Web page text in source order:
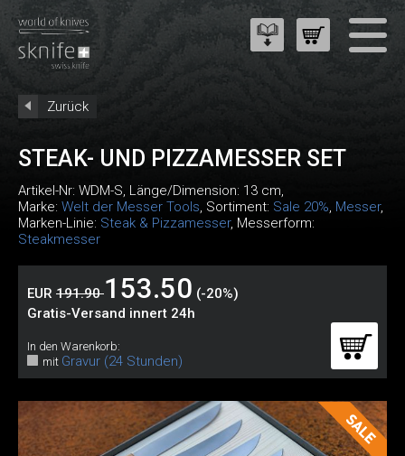
Zurück
STEAK- UND PIZZAMESSER SET
Artikel-Nr: WDM-S, Länge/Dimension: 13 cm,
Marke: Welt der Messer Tools, Sortiment: Sale 20%, Messer,
Marken-Linie: Steak & Pizzamesser, Messerform:
Steakmesser
EUR 191.90153.50 (-20%)
Gratis-Versand innert 24h
In den Warenkorb:
mit Gravur (24 Stunden)